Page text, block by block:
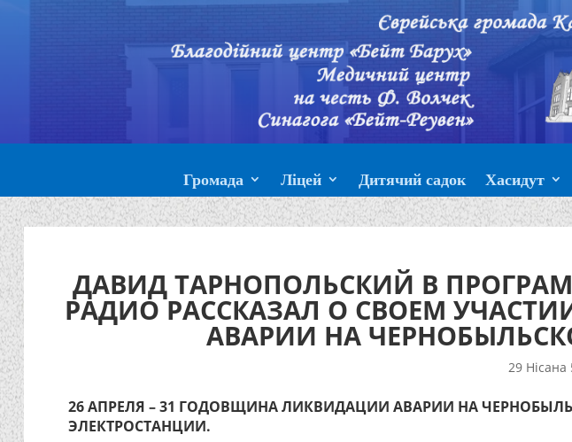
Громада Ліцей Дитячий садок Хасидут
ДАВИД ТАРНОПОЛЬСКИЙ В
РАДИО РАССКАЗАЛ О СВОЕМ
АВАРИИ НА
29 Нісана
26 АПРЕЛЯ – 31 ГОДОВЩИНА ЛИКВИДАЦИИ АВАРИИ НА
ЭЛЕКТРОСТАНЦИИ.